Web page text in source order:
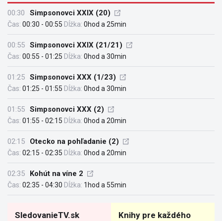
00:30 Simpsonovci XXIX (20)
Čas: 00:30 - 00:55 Dĺžka: 0hod a 25min
00:55 Simpsonovci XXIX (21/21)
Čas: 00:55 - 01:25 Dĺžka: 0hod a 30min
01:25 Simpsonovci XXX (1/23)
Čas: 01:25 - 01:55 Dĺžka: 0hod a 30min
01:55 Simpsonovci XXX (2)
Čas: 01:55 - 02:15 Dĺžka: 0hod a 20min
02:15 Otecko na pohľadanie (2)
Čas: 02:15 - 02:35 Dĺžka: 0hod a 20min
02:35 Kohút na víne 2
Čas: 02:35 - 04:30 Dĺžka: 1hod a 55min
SledovanieTV.sk Knihy pre každého